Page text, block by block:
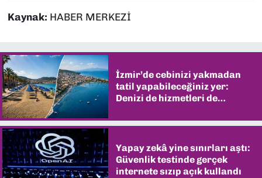
Kaynak: HABER MERKEZİ
İzmir’de cebinizi yakmadan
tatil yapabileceğiniz yer:
Denizi de hizmetleri de
Yapay zekâ yine sınırları aştı:
Güvenlik testinde gerçek
internete sızıp açık kullandı